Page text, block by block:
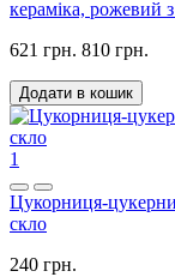
кераміка, рожевий
621 грн. 810 грн.
Додати в кошик
1
Цукорниця-
скло
240 грн.